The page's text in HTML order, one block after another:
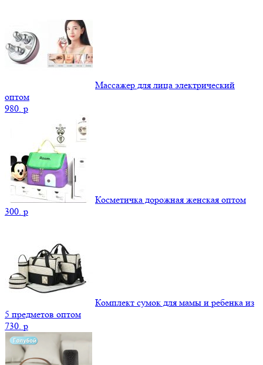
Массажер для лица электрический
оптом
980. p
Косметичка дорожная женская оптом
300. p
Комплект сумок для мамы и ребенка из
5 предметов оптом
730. p